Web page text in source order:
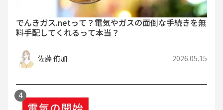
でんきガス.netって？電気やガスの面倒な手続きを無
料手配してくれるって本当？
佐藤 侑加 2026.05.15